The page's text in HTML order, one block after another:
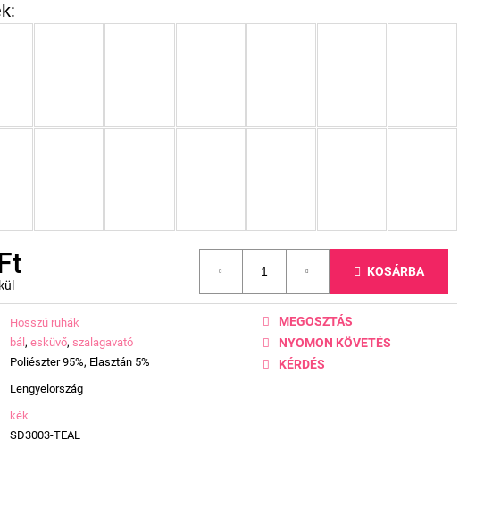
KOSÁRBA
Hosszú ruhák
bál, esküvő, szalagavató
Poliészter 95%, Elasztán 5%
Lengyelország
kék
SD3003-TEAL
KÉRDÉS
NYOMON KÖVETÉS
MEGOSZTÁS